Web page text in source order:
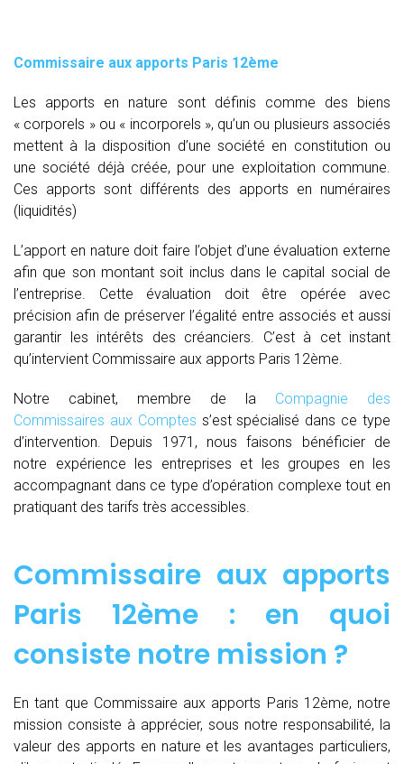
Commissaire aux apports Paris 12ème
Les apports en nature sont définis comme des biens
« corporels » ou « incorporels », qu’un ou plusieurs associés
mettent à la disposition d’une société en constitution ou
une société déjà créée, pour une exploitation commune.
Ces apports sont différents des apports en numéraires
(liquidités)
L’apport en nature doit faire l’objet d’une évaluation externe
afin que son montant soit inclus dans le capital social de
l’entreprise. Cette évaluation doit être opérée avec
précision afin de préserver l’égalité entre associés et aussi
garantir les intérêts des créanciers. C’est à cet instant
qu’intervient Commissaire aux apports Paris 12ème.
Notre cabinet, membre de la Compagnie des
Commissaires aux Comptes s’est spécialisé dans ce type
d’intervention. Depuis 1971, nous faisons bénéficier de
notre expérience les entreprises et les groupes en les
accompagnant dans ce type d’opération complexe tout en
pratiquant des tarifs très accessibles.
Commissaire aux apports
Paris 12ème : en quoi
consiste notre mission ?
En tant que Commissaire aux apports Paris 12ème, notre
mission consiste à apprécier, sous notre responsabilité, la
valeur des apports en nature et les avantages particuliers,